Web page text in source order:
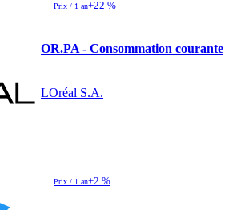
Prix / 1 an+22 %
OR.PA - Consommation courante
LOréal S.A.
Prix / 1 an+2 %